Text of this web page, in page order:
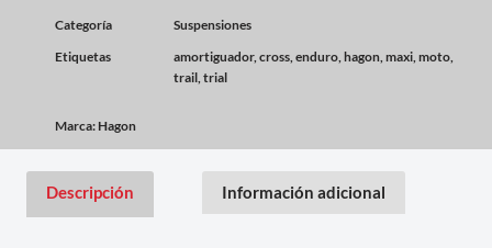
Categoría
Suspensiones
Etiquetas
amortiguador,cross,enduro,hagon,maxi,moto,
trail,trial
Marca: Hagon
Descripción Información adicional